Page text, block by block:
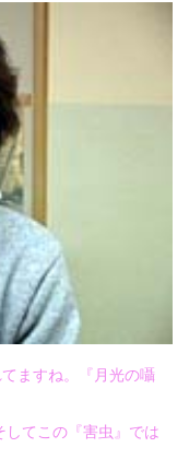
ますね。『月光の囁
てこの『害虫』では